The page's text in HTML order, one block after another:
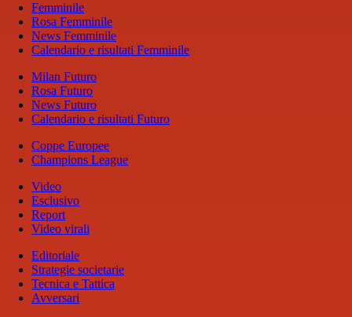
Femminile
Rosa Femminile
News Femminile
Calendario e risultati Femminile
Milan Futuro
Rosa Futuro
News Futuro
Calendario e risultati Futuro
Coppe Europee
Champions League
Video
Esclusivo
Report
Video virali
Editoriale
Strategie societarie
Tecnica e Tattica
Avversari